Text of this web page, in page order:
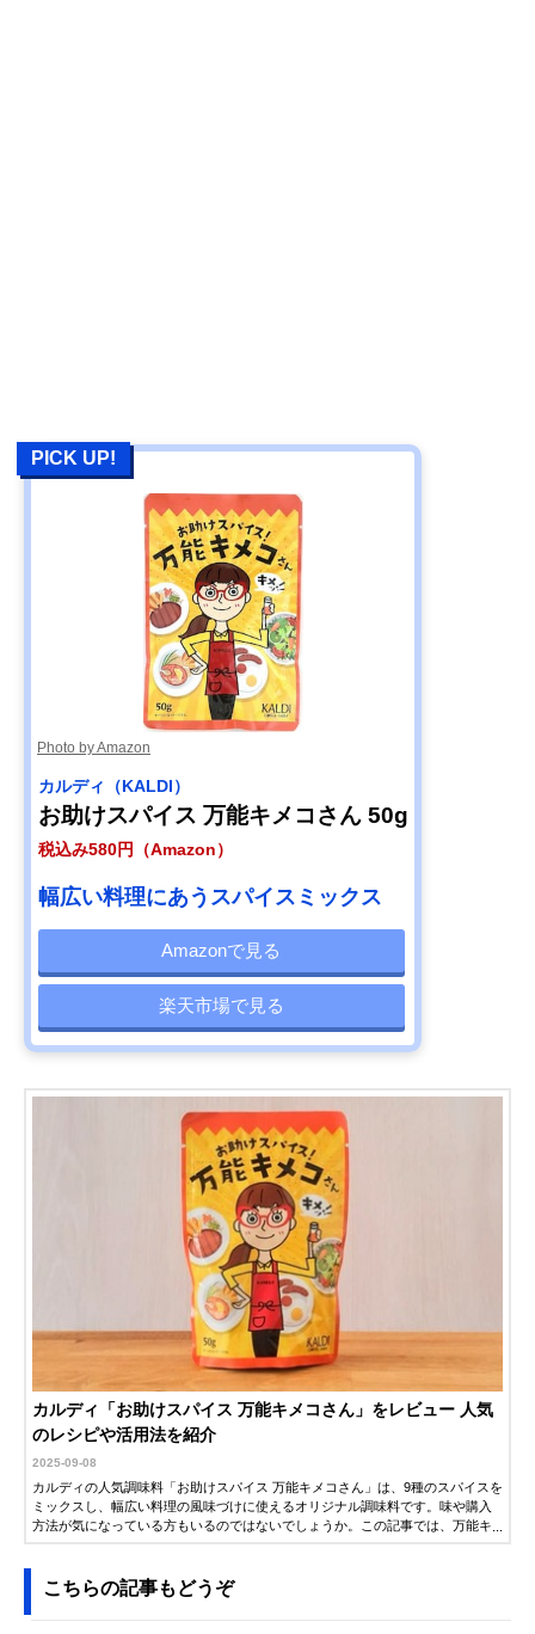
PICK UP!
Photo by Amazon
カルディ（KALDI）
お助けスパイス 万能キメコさん 50g
税込み580円（Amazon）
幅広い料理にあうスパイスミックス
Amazonで見る
楽天市場で見る
カルディ「お助けスパイス 万能キメコさん」をレビュー 人気
のレシピや活用法を紹介
2025-09-08
カルディの人気調味料「お助けスパイス 万能キメコさん」は、9種のスパイスを
ミックスし、幅広い料理の風味づけに使えるオリジナル調味料です。味や購入
方法が気になっている方もいるのではないでしょうか。この記事では、万能キ
こちらの記事もどうぞ